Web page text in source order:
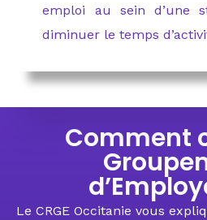
emploi au sein d’une
diminuer le temps
Comment
Le CRGE Occitanie vous